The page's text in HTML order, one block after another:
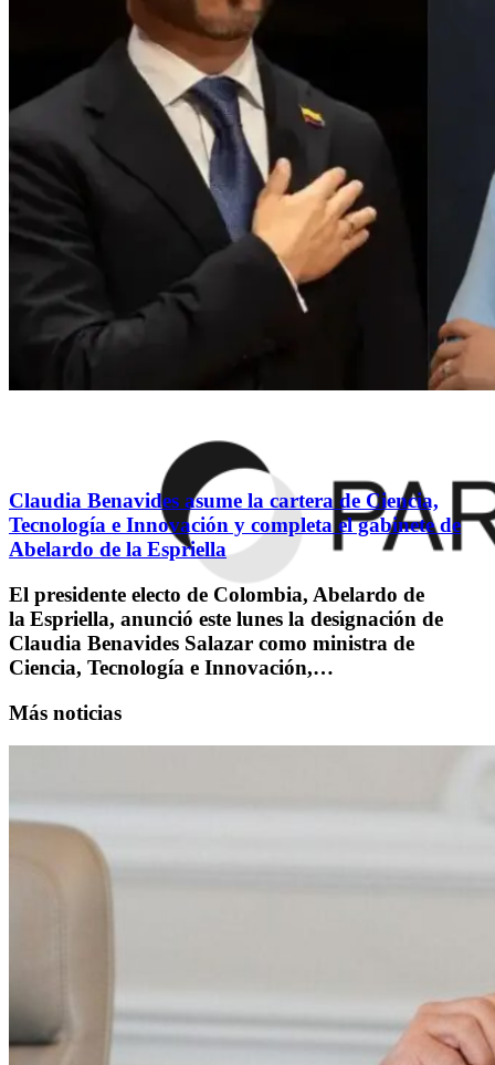
Claudia Benavides asume la cartera de Ciencia,
Tecnología e Innovación y completa el gabinete de
Abelardo de la Espriella
El presidente electo de Colombia, Abelardo de
la Espriella, anunció este lunes la designación de
Claudia Benavides Salazar como ministra de
Ciencia, Tecnología e Innovación,…
Más noticias